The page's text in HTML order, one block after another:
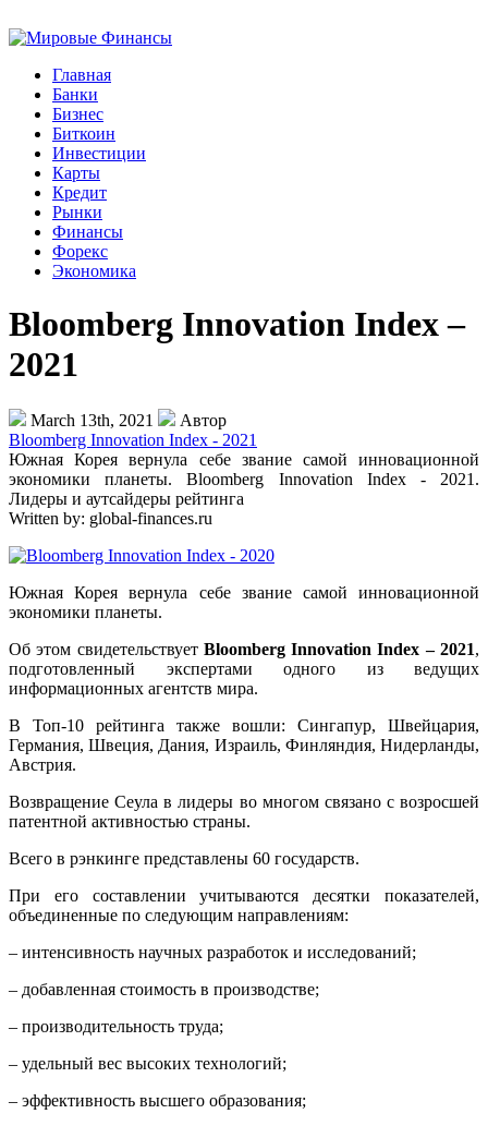
Главная
Банки
Бизнес
Биткоин
Инвестиции
Карты
Кредит
Рынки
Финансы
Форекс
Экономика
Bloomberg Innovation Index –
2021
March 13th, 2021
Автор
Bloomberg Innovation Index - 2021
Южная Корея вернула себе звание самой инновационной
экономики планеты. Bloomberg Innovation Index - 2021.
Лидеры и аутсайдеры рейтинга
Written by: global-finances.ru
Южная Корея вернула себе звание самой инновационной
экономики планеты.
Об этом свидетельствует Bloomberg Innovation Index – 2021,
подготовленный экспертами одного из ведущих
информационных агентств мира.
В Топ-10 рейтинга также вошли: Сингапур, Швейцария,
Германия, Швеция, Дания, Израиль, Финляндия, Нидерланды,
Австрия.
Возвращение Сеула в лидеры во многом связано с возросшей
патентной активностью страны.
Всего в рэнкинге представлены 60 государств.
При его составлении учитываются десятки показателей,
объединенные по следующим направлениям:
– интенсивность научных разработок и исследований;
– добавленная стоимость в производстве;
– производительность труда;
– удельный вес высоких технологий;
– эффективность высшего образования;